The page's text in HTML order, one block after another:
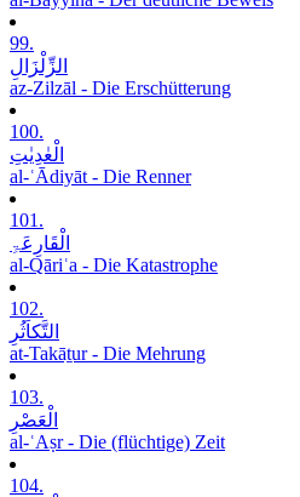
99.
الزِّلْزَالِ
az-Zilzāl - Die Erschütterung
100.
الْعٰدِیٰتِ
al-ʿĀdiyāt - Die Renner
101.
الْقَارِعَۃِ
al-Qāriʿa - Die Katastrophe
102.
التَّکاَثُرِ
at-Takāṯur - Die Mehrung
103.
الْعَصْرِ
al-ʿAṣr - Die (flüchtige) Zeit
104.